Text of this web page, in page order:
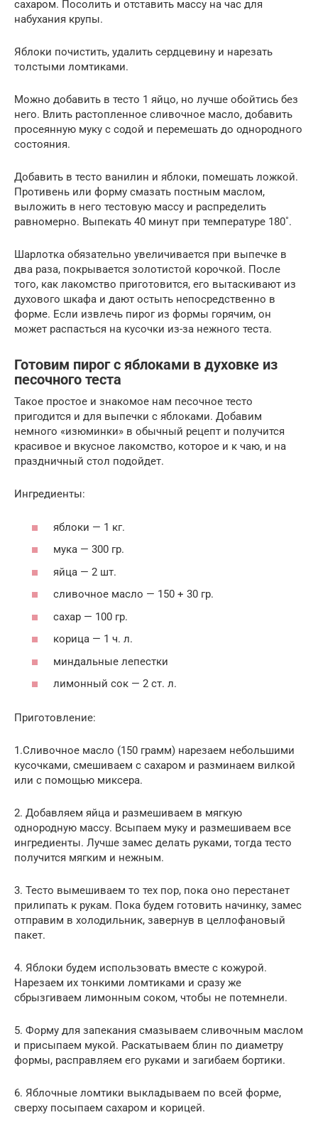
сахаром. Посолить и отставить массу на час для
набухания крупы.
Яблоки почистить, удалить сердцевину и нарезать
толстыми ломтиками.
Можно добавить в тесто 1 яйцо, но лучше обойтись без
него. Влить растопленное сливочное масло, добавить
просеянную муку с содой и перемешать до однородного
состояния.
Добавить в тесто ванилин и яблоки, помешать ложкой.
Противень или форму смазать постным маслом,
выложить в него тестовую массу и распределить
равномерно. Выпекать 40 минут при температуре 180˚.
Шарлотка обязательно увеличивается при выпечке в
два раза, покрывается золотистой корочкой. После
того, как лакомство приготовится, его вытаскивают из
духового шкафа и дают остыть непосредственно в
форме. Если извлечь пирог из формы горячим, он
может распасться на кусочки из-за нежного теста.
Готовим пирог с яблоками в духовке из
песочного теста
Такое простое и знакомое нам песочное тесто
пригодится и для выпечки с яблоками. Добавим
немного «изюминки» в обычный рецепт и получится
красивое и вкусное лакомство, которое и к чаю, и на
праздничный стол подойдет.
Ингредиенты:
яблоки — 1 кг.
мука — 300 гр.
яйца — 2 шт.
сливочное масло — 150 + 30 гр.
сахар — 100 гр.
корица — 1 ч. л.
миндальные лепестки
лимонный сок — 2 ст. л.
Приготовление:
1.Сливочное масло (150 грамм) нарезаем небольшими
кусочками, смешиваем с сахаром и разминаем вилкой
или с помощью миксера.
2. Добавляем яйца и размешиваем в мягкую
однородную массу. Всыпаем муку и размешиваем все
ингредиенты. Лучше замес делать руками, тогда тесто
получится мягким и нежным.
3. Тесто вымешиваем то тех пор, пока оно перестанет
прилипать к рукам. Пока будем готовить начинку, замес
отправим в холодильник, завернув в целлофановый
пакет.
4. Яблоки будем использовать вместе с кожурой.
Нарезаем их тонкими ломтиками и сразу же
сбрызгиваем лимонным соком, чтобы не потемнели.
5. Форму для запекания смазываем сливочным маслом
и присыпаем мукой. Раскатываем блин по диаметру
формы, расправляем его руками и загибаем бортики.
6. Яблочные ломтики выкладываем по всей форме,
сверху посыпаем сахаром и корицей.